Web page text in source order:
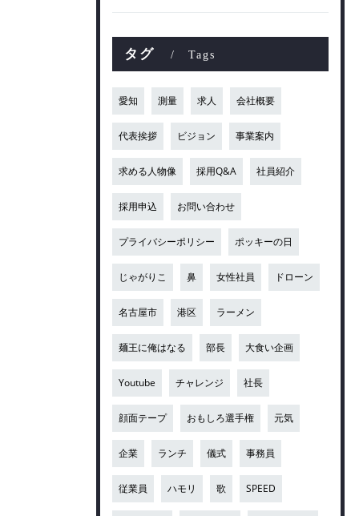
タグ Tags
愛知 測量 求人 会社概要
代表挨拶 ビジョン 事業案内
求める人物像 採用Q&A 社員紹介
採用申込 お問い合わせ
プライバシーポリシー ポッキーの日
じゃがりこ 鼻 女性社員 ドローン
名古屋市 港区 ラーメン
麺王に俺はなる 部長 大食い企画
Youtube チャレンジ 社長
顔面テープ おもしろ選手権 元気
企業 ランチ 儀式 事務員
従業員 ハモリ 歌 SPEED